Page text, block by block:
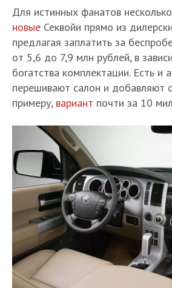
Для истинных фанатов
новые Секвойи прямо из
предлагая заплатить за
от 5,6 до 7,9 млн рублей, в
богатства комплектации. Есть и
перешивают салон и добавляют
примеру, вариант почти за 10